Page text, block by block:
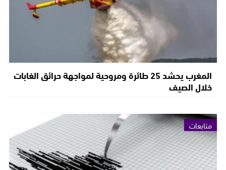
المغرب يحشد 25 طائرة ومروحية لمواجهة حرائق الغابات
خلال الصيف
متابعات